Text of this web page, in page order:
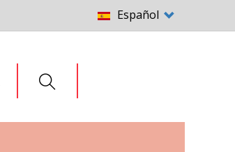
SelectEspañol